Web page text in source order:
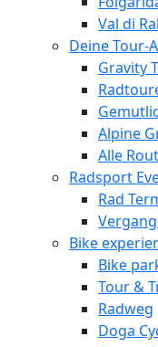
Val di
Deine Tour-
Gravity
Alpine
Alle
Radsport
Rad
Bike
Bike
Tour &
Radweg
Doga